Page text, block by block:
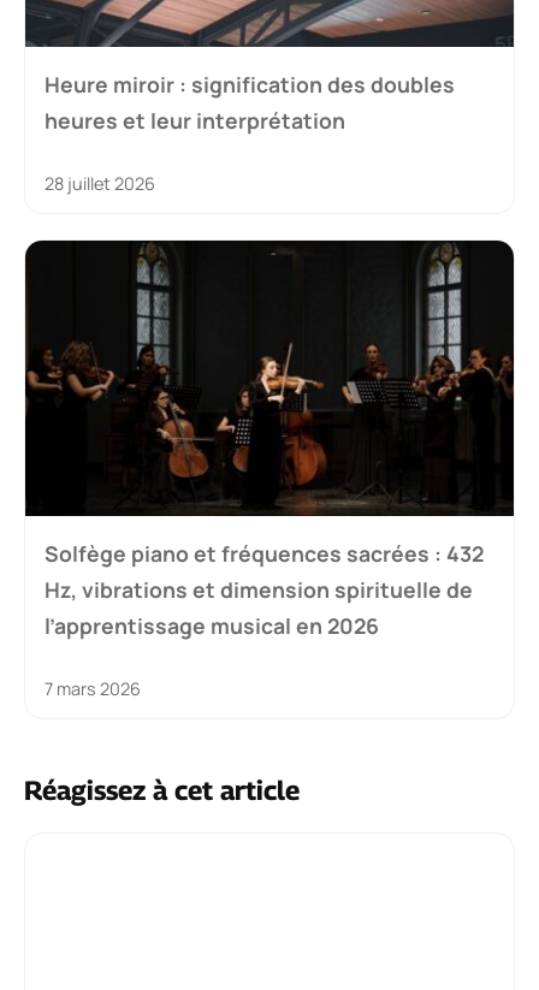
Heure miroir : signification des doubles
heures et leur interprétation
28 juillet 2026
Solfège piano et fréquences sacrées : 432
Hz, vibrations et dimension spirituelle de
l’apprentissage musical en 2026
7 mars 2026
Réagissez à cet article